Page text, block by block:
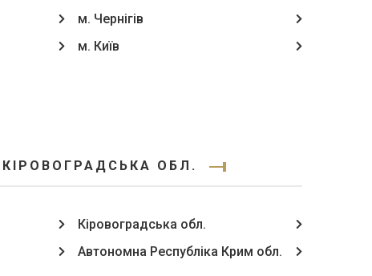
м. Чернігів
м. Київ
ОБЛ.
Кіровоградська обл.
Автономна Республіка Крим обл.